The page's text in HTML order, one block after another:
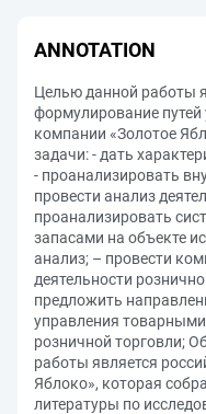
ANNOTATION
Целью данной работы
формулирование
компании «Золотое
задачи: - дать
- проанализировать
провести анализ
проанализировать
запасами на объекте
анализ; – провести
деятельности
предложить
управления
розничной торговли;
работы является
Яблоко», которая
литературы по